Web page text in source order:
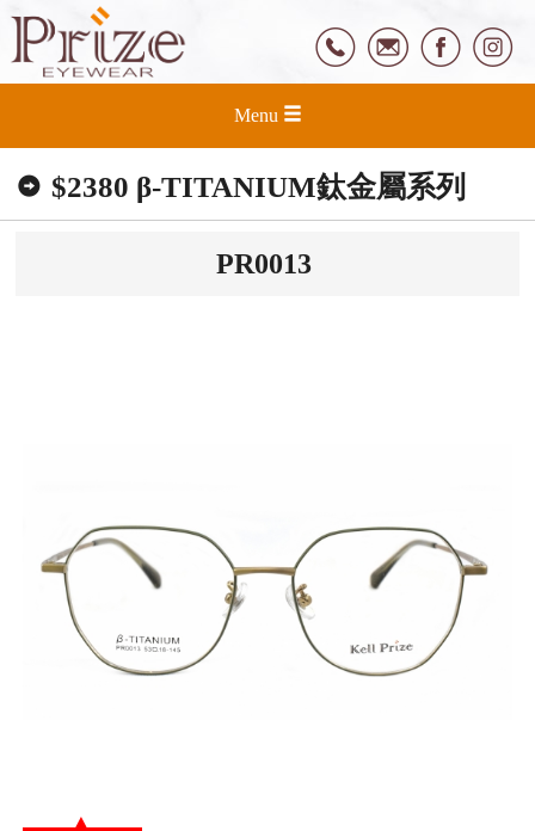
Menu
$2380 β-TITANIUM鈦金屬系列
PR0013